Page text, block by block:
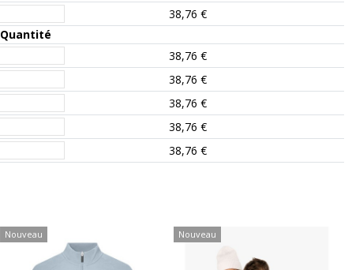
38,76 €
Quantité
38,76 €
38,76 €
38,76 €
38,76 €
38,76 €
Nouveau Nouveau